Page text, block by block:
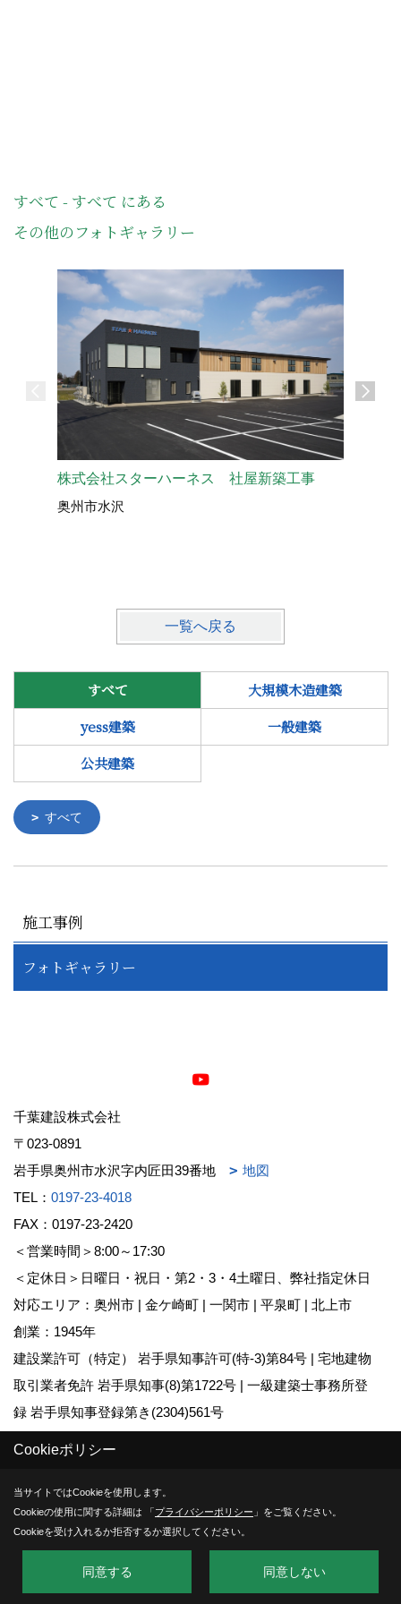
すべて - すべて にある
その他のフォトギャラリー
株式会社スターハーネス 社屋新築工事
奥州市水沢
一覧へ戻る
すべて
大規模木造建築
yess建築
一般建築
公共建築
すべて
施工事例
フォトギャラリー
千葉建設株式会社
〒023-0891
岩手県奥州市水沢字内匠田39番地
地図
TEL： 0197-23-4018
FAX：0197-23-2420
＜営業時間＞8:00～17:30
＜定休日＞日曜日・祝日・第2・3・4土曜日、弊社指定休日
対応エリア：奥州市 | 金ケ崎町 | 一関市 | 平泉町 | 北上市
創業：1945年
建設業許可（特定） 岩手県知事許可(特-3)第84号 | 宅地建物
取引業者免許 岩手県知事(8)第1722号 | 一級建築士事務所登
録 岩手県知事登録第き(2304)561号
Copyright (c) chibakensetsu. All Rights Reserved.
Produced byゴデスクリエイト
Cookieポリシー
当サイトではCookieを使用します。
Cookieの使用に関する詳細は 「プライバシーポリシー 」をご覧ください。
Cookieを受け入れるか拒否するか選択してください。
同意する 同意しない